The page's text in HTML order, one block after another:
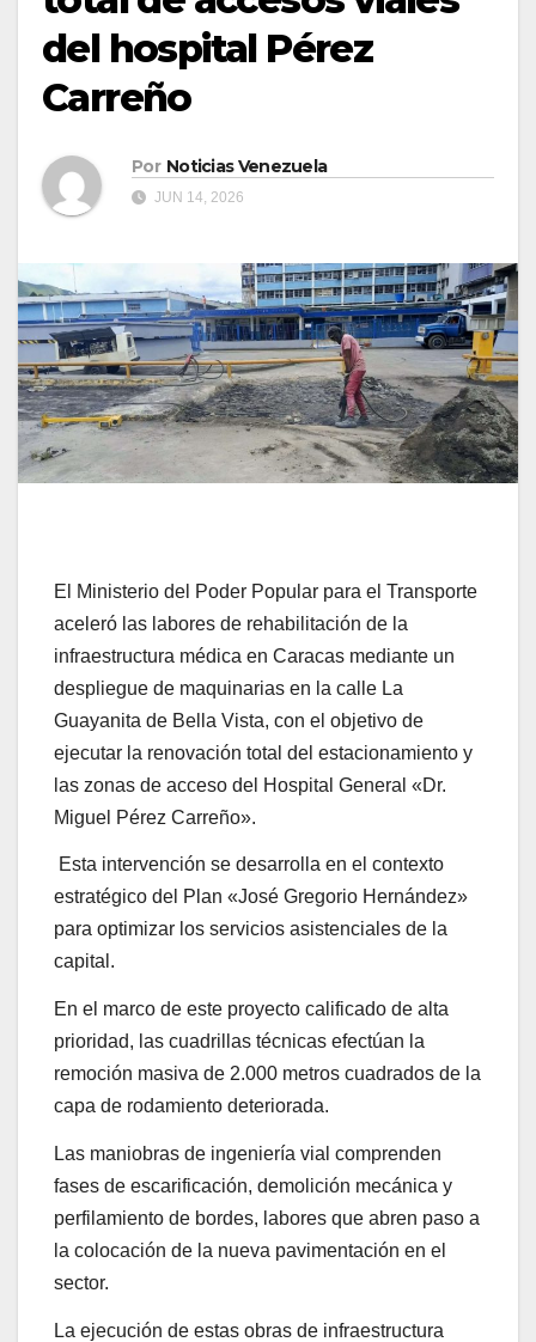
del hospital Pérez
Carreño
Por Noticias Venezuela
JUN 14, 2026
El Ministerio del Poder Popular para el Transporte
aceleró las labores de rehabilitación de la
infraestructura médica en Caracas mediante un
despliegue de maquinarias en la calle La
Guayanita de Bella Vista, con el objetivo de
ejecutar la renovación total del estacionamiento y
las zonas de acceso del Hospital General «Dr.
Miguel Pérez Carreño».
Esta intervención se desarrolla en el contexto
estratégico del Plan «José Gregorio Hernández»
para optimizar los servicios asistenciales de la
capital.
En el marco de este proyecto calificado de alta
prioridad, las cuadrillas técnicas efectúan la
remoción masiva de 2.000 metros cuadrados de la
capa de rodamiento deteriorada.
Las maniobras de ingeniería vial comprenden
fases de escarificación, demolición mecánica y
perfilamiento de bordes, labores que abren paso a
la colocación de la nueva pavimentación en el
sector.
La ejecución de estas obras de infraestructura